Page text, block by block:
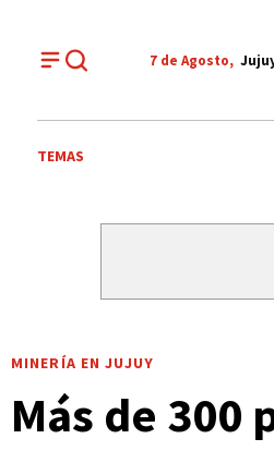
7 de Agosto,
TEMAS
MINERÍA EN JUJUY
Más de